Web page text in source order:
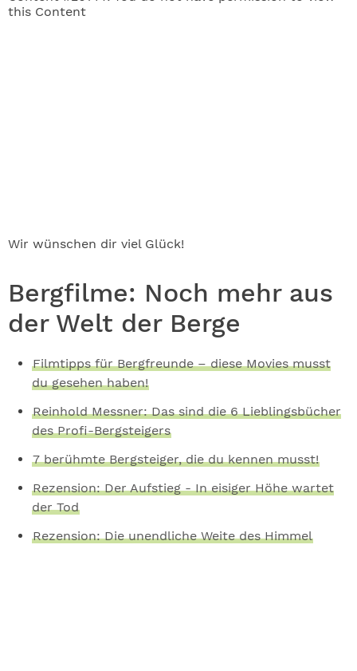
this Content
Wir wünschen dir viel Glück!
Bergfilme: Noch mehr aus
der Welt der Berge
Filmtipps für Bergfreunde – diese Movies musst
du gesehen haben!
Reinhold Messner: Das sind die 6 Lieblingsbücher
des Profi-Bergsteigers
7 berühmte Bergsteiger, die du kennen musst!
Rezension: Der Aufstieg - In eisiger Höhe wartet
der Tod
Rezension: Die unendliche Weite des Himmel